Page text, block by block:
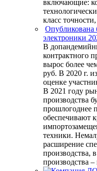
включающие:
класс
Опубликована
электроники
В
контрактного
вырос более
руб. В 2020 г.
оценке
В 2021 году
производства
прошлогоднее
обеспечивают
техники.
расширение
производства,
производства –